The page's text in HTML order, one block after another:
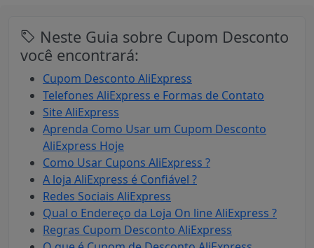
Neste Guia sobre Cupom Desconto
você encontrará:
Cupom Desconto AliExpress
Telefones AliExpress e Formas de Contato
Site AliExpress
Aprenda Como Usar um Cupom Desconto
AliExpress Hoje
Como Usar Cupons AliExpress ?
A loja AliExpress é Confiável ?
Redes Sociais AliExpress
Qual o Endereço da Loja On line AliExpress ?
Regras Cupom Desconto AliExpress